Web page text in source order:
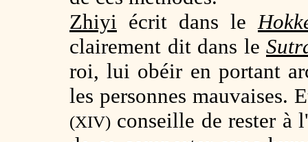
Zhiyi écrit dans le
clairement dit dans le
roi, lui obéir en portant
les personnes mauvaises.
(XIV) conseille de rester à